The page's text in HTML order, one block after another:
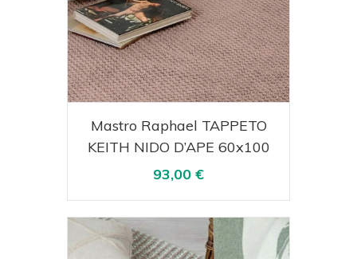
Acquista Visualizza
Mastro Raphael TAPPETO
KEITH NIDO D’APE 60x100
93,00 €